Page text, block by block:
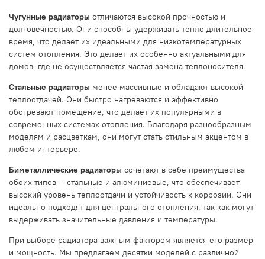
Чугунные радиаторы отличаются высокой прочностью и
долговечностью. Они способны удерживать тепло длительное
время, что делает их идеальными для низкотемпературных
систем отопления. Это делает их особенно актуальными для
домов, где не осуществляется частая замена теплоносителя.
Стальные радиаторы менее массивные и обладают высокой
теплоотдачей. Они быстро нагреваются и эффективно
обогревают помещение, что делает их популярными в
современных системах отопления. Благодаря разнообразным
моделям и расцветкам, они могут стать стильным акцентом в
любом интерьере.
Биметаллические радиаторы сочетают в себе преимущества
обоих типов — стальные и алюминиевые, что обеспечивает
высокий уровень теплоотдачи и устойчивость к коррозии. Они
идеально подходят для центрального отопления, так как могут
выдерживать значительные давления и температуры.
При выборе радиатора важным фактором является его размер
и мощность. Мы предлагаем десятки моделей с различной